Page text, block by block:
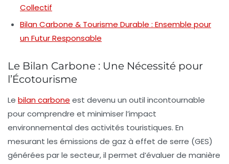
Collectif
Bilan Carbone & Tourisme Durable : Ensemble pour
un Futur Responsable
Le Bilan Carbone : Une Nécessité pour
l’Écotourisme
Le bilan carbone est devenu un outil incontournable
pour comprendre et minimiser l’impact
environnemental des activités touristiques. En
mesurant les émissions de gaz à effet de serre (GES)
générées par le secteur, il permet d’évaluer de manière